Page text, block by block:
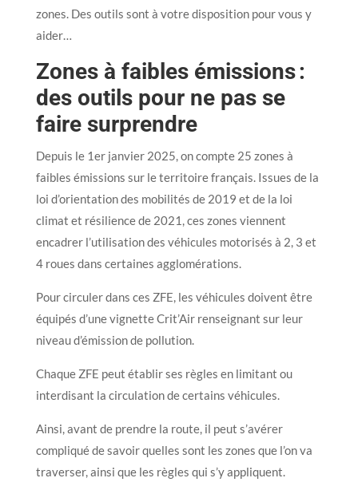
zones. Des outils sont à votre disposition pour vous y
aider…
Zones à faibles émissions :
des outils pour ne pas se
faire surprendre
Depuis le 1er janvier 2025, on compte 25 zones à
faibles émissions sur le territoire français. Issues de la
loi d’orientation des mobilités de 2019 et de la loi
climat et résilience de 2021, ces zones viennent
encadrer l’utilisation des véhicules motorisés à 2, 3 et
4 roues dans certaines agglomérations.
Pour circuler dans ces ZFE, les véhicules doivent être
équipés d’une vignette Crit’Air renseignant sur leur
niveau d’émission de pollution.
Chaque ZFE peut établir ses règles en limitant ou
interdisant la circulation de certains véhicules.
Ainsi, avant de prendre la route, il peut s’avérer
compliqué de savoir quelles sont les zones que l’on va
traverser, ainsi que les règles qui s’y appliquent.